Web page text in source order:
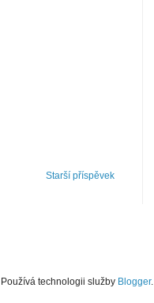
Starší příspěvek
technologii služby Blogger.